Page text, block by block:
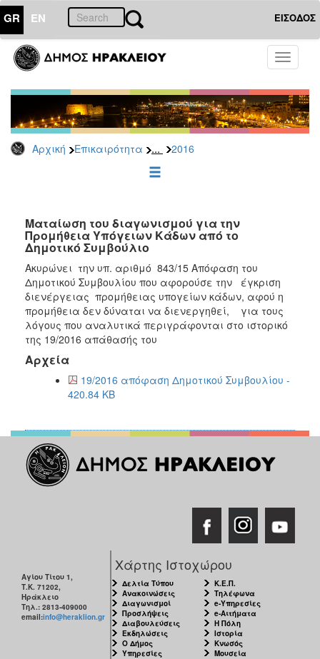
GR EN ΕΙΣΟΔΟΣ
Toggle
Αρχική Επικαιρότητα ... 2016
ΕΠΙΚΑΙΡΟΤΗΤΑ
-
Δημοπρασίες
Αρχείο
2026
2022
2020
2019
2018
2017
2016
2015
ΔΗΜΟΤΗΣ
Mαταίωση του διαγωνισμού για την
Προμήθεια Υπόγειων Κάδων από το
Δημοτικό Συμβούλιο
Ακυρώνει την υπ. αριθμό 843/15 Απόφαση του
Δημοτικού Συμβουλίου που αφορούσε την έγκριση
διενέργειας προμήθειας υπογείων κάδων, αφού η
προμήθεια δεν δύναται να διενεργηθεί, για τους
λόγους που αναλυτικά περιγράφονται στο ιστορικό
της 19/2016 απάθασής του
Αρχεία
19/2016 απόφαση Δημοτικού Συμβουλίου -
420.84 KB
Αγίου Τίτου 1,
Τ.Κ. 71202,
Ηράκλειο
Τηλ.: 2813-409000
email:info@heraklion.gr
Χάρτης Ιστοχώρου
Δελτία Τύπου
Ανακοινώσεις
Διαγωνισμοί
Προσλήψεις
Διαβουλεύσεις
Εκδηλώσεις
Ο Δήμος
Υπηρεσίες
Κ.Ε.Π.
Τηλέφωνα
e-Υπηρεσίες
e-Αιτήματα
Η Πόλη
Ιστορία
Κνωσός
Μουσεία